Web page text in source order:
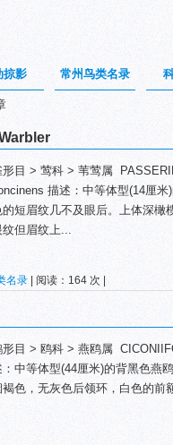
掠影 常州鸟类名录
形目 > 莺科 > 苇莺属
描述：中等体型(14厘
的短眉纹几不及眼后。上体深橄
纹但眉纹上...
名录 | 阅读：164 次 |
形目 > 鸥科 > 燕鸥属
：中等体型(44厘米)的背黑色燕
褐色，无灰色后领环，白色的前